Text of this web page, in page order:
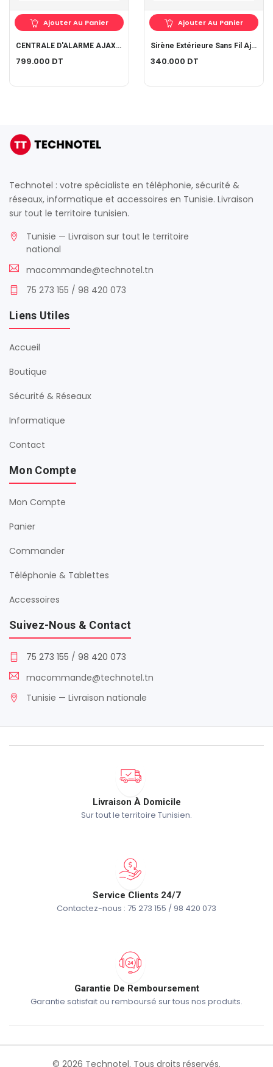
Ajouter Au Panier
CENTRALE D'ALARME AJAX Sans Fil AVEC RADAR ET CONATCT MAGNETIQUE ET COMMANDE 4 BOUTON Kit Complet
799.000 DT
Ajouter Au Panier
Sirène Extérieure Sans Fil Ajax
340.000 DT
Technotel : votre spécialiste en téléphonie, sécurité &
réseaux, informatique et accessoires en Tunisie. Livraison
sur tout le territoire tunisien.
Tunisie — Livraison sur tout le territoire
national
macommande@technotel.tn
75 273 155 / 98 420 073
Liens Utiles
Accueil
Boutique
Sécurité & Réseaux
Informatique
Contact
Mon Compte
Mon Compte
Panier
Commander
Téléphonie & Tablettes
Accessoires
Suivez-Nous & Contact
75 273 155 / 98 420 073
macommande@technotel.tn
Tunisie — Livraison nationale
Livraison À Domicile
Sur tout le territoire Tunisien.
Service Clients 24/7
Contactez-nous : 75 273 155 / 98 420 073
Garantie De Remboursement
Garantie satisfait ou remboursé sur tous nos produits.
© 2026 Technotel. Tous droits réservés.